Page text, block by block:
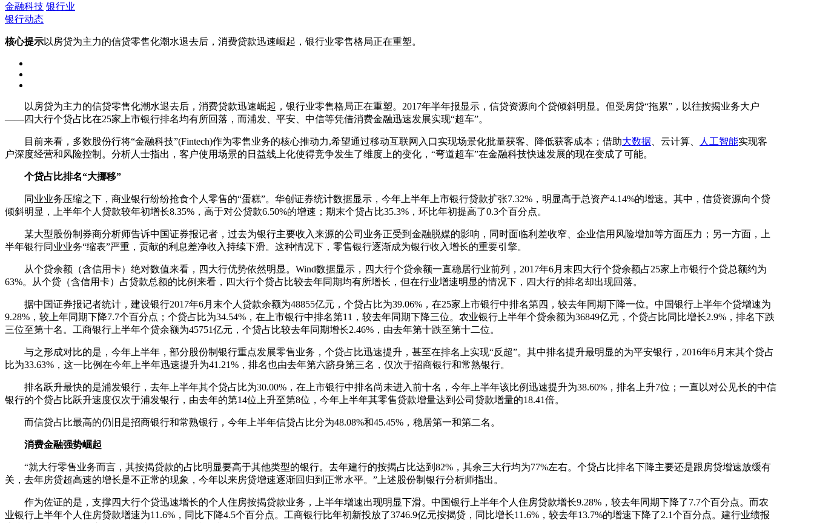
金融科技 银行业
银行动态
核心提示以房贷为主力的信贷零售化潮水退去后，消费贷款迅速崛起，银行业零售格局正在重塑。
以房贷为主力的信贷零售化潮水退去后，消费贷款迅速崛起，银行业零售格局正在重塑。2017年半年报显示，信贷资源向个贷倾斜明显。但受房贷“拖累”，以往按揭业务大户
——四大行个贷占比在25家上市银行排名均有所回落，而浦发、平安、中信等凭借消费金融迅速发展实现“超车”。
目前来看，多数股份行将“金融科技”(Fintech)作为零售业务的核心推动力,希望通过移动互联网入口实现场景化批量获客、降低获客成本；借助大数据 、云计算、 人工智能实现客
户深度经营和风险控制。分析人士指出，客户使用场景的日益线上化使得竞争发生了维度上的变化，“弯道超车”在金融科技快速发展的现在变成了可能。
个贷占比排名“大挪移”
同业业务压缩之下，商业银行纷纷抢食个人零售的“蛋糕”。华创证券统计数据显示，今年上半年上市银行贷款扩张7.32%，明显高于总资产4.14%的增速。其中，信贷资源向个贷
倾斜明显，上半年个人贷款较年初增长8.35%，高于对公贷款6.50%的增速；期末个贷占比35.3%，环比年初提高了0.3个百分点。
某大型股份制券商分析师告诉中国证券报记者，过去为银行主要收入来源的公司业务正受到金融脱媒的影响，同时面临利差收窄、企业信用风险增加等方面压力；另一方面，上
半年银行同业业务“缩表”严重，贡献的利息差净收入持续下滑。这种情况下，零售银行逐渐成为银行收入增长的重要引擎。
从个贷余额（含信用卡）绝对数值来看，四大行优势依然明显。Wind数据显示，四大行个贷余额一直稳居行业前列，2017年6月末四大行个贷余额占25家上市银行个贷总额约为
63%。从个贷（含信用卡）占贷款总额的比例来看，四大行个贷占比较去年同期均有所增长，但在行业增速明显的情况下，四大行的排名却出现回落。
据中国证券报记者统计，建设银行2017年6月末个人贷款余额为48855亿元，个贷占比为39.06%，在25家上市银行中排名第四，较去年同期下降一位。中国银行上半年个贷增速为
9.28%，较上年同期下降7.7个百分点；个贷占比为34.54%，在上市银行中排名第11，较去年同期下降三位。农业银行上半年个贷余额为36849亿元，个贷占比同比增长2.9%，排名下跌
三位至第十名。工商银行上半年个贷余额为45751亿元，个贷占比较去年同期增长2.46%，由去年第十跌至第十二位。
与之形成对比的是，今年上半年，部分股份制银行重点发展零售业务，个贷占比迅速提升，甚至在排名上实现“反超”。其中排名提升最明显的为平安银行，2016年6月末其个贷占
比为33.63%，这一比例在今年上半年迅速提升为41.21%，排名也由去年第六跻身第三名，仅次于招商银行和常熟银行。
排名跃升最快的是浦发银行，去年上半年其个贷占比为30.00%，在上市银行中排名尚未进入前十名，今年上半年该比例迅速提升为38.60%，排名上升7位；一直以对公见长的中信
银行的个贷占比跃升速度仅次于浦发银行，由去年的第14位上升至第8位，今年上半年其零售贷款增量达到公司贷款增量的18.41倍。
而信贷占比最高的仍旧是招商银行和常熟银行，今年上半年信贷占比分为48.08%和45.45%，稳居第一和第二名。
消费金融强势崛起
“就大行零售业务而言，其按揭贷款的占比明显要高于其他类型的银行。去年建行的按揭占比达到82%，其余三大行均为77%左右。个贷占比排名下降主要还是跟房贷增速放缓有
关，去年房贷超高速的增长是不正常的现象，今年以来房贷增速逐渐回归到正常水平。”上述股份制银行分析师指出。
作为佐证的是，支撑四大行个贷迅速增长的个人住房按揭贷款业务，上半年增速出现明显下滑。中国银行上半年个人住房贷款增长9.28%，较去年同期下降了7.7个百分点。而农
业银行上半年个人住房贷款增速为11.6%，同比下降4.5个百分点。工商银行比年初新投放了3746.9亿元按揭贷，同比增长11.6%，较去年13.7%的增速下降了2.1个百分点。建行业绩报